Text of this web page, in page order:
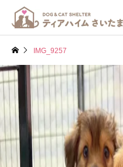
IMG_9257